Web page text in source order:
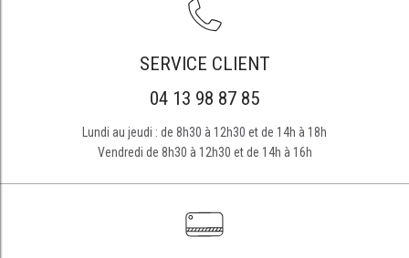
SERVICE CLIENT
04 13 98 87 85
Lundi au jeudi : de 8h30 à 12h30 et de 14h à 18h
Vendredi de 8h30 à 12h30 et de 14h à 16h